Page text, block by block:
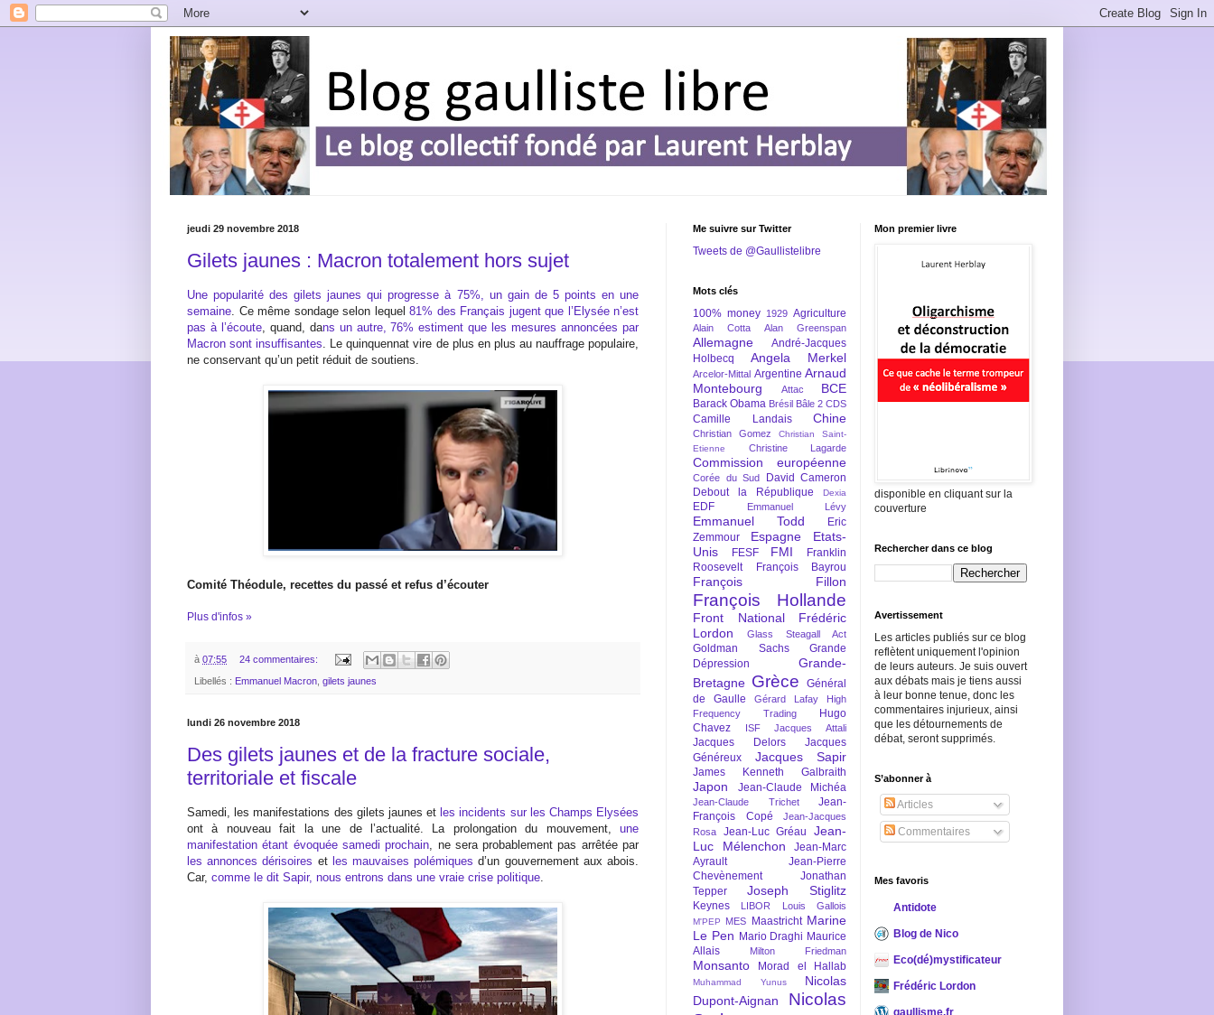
jeudi 29 novembre 2018
Gilets jaunes : Macron totalement hors sujet
Une popularité des gilets jaunes qui progresse à 75%, un gain de 5 points en une
semaine . Ce même sondage selon lequel 81% des Français jugent que l’Elysée n’est
pas à l’écoute, quand, dans un autre, 76% estiment que les mesures annoncées par
Macron sont insuffisantes . Le quinquennat vire de plus en plus au nauffrage populaire,
ne conservant qu’un petit réduit de soutiens.
Comité Théodule, recettes du passé et refus d’écouter
Plus d'infos »
à 07:55 24 commentaires:
Libellés : Emmanuel Macron gilets jaunes
lundi 26 novembre 2018
Des gilets jaunes et de la fracture sociale,
territoriale et fiscale
Samedi, les manifestations des gilets jaunes et les incidents sur les Champs Elysées
ont à nouveau fait la une de l’actualité. La prolongation du mouvement, une
manifestation étant évoquée samedi prochain , ne sera probablement pas arrêtée par
les annonces dérisoires et les mauvaises polémiques d’un gouvernement aux abois.
Car, comme le dit Sapir, nous entrons dans une vraie crise politique
Me suivre sur Twitter
Tweets de @Gaullistelibre
Mots clés
100% money 1929 Agriculture
Alain Cotta Alan Greenspan
Allemagne
André-Jacques
Holbecq
Angela Merkel
Arcelor-Mittal Argentine Arnaud
Montebourg
Attac BCE
Barack Obama Brésil Bâle 2 CDS
Camille Landais Chine
Christian Gomez
Christian Saint-
Etienne
Christine Lagarde
Commission européenne
Corée du Sud
David Cameron
Debout la République
Dexia
EDF Emmanuel Lévy
Emmanuel Todd
Eric
Zemmour
Espagne
Etats-
Unis
FESF FMI
Franklin
Roosevelt
François Bayrou
François Fillon
François Hollande
Front National
Frédéric
Lordon
Glass Steagall Act
Goldman Sachs
Grande
Dépression
Grande-
Bretagne Grèce
Général
de Gaulle
Gérard Lafay
High
Frequency Trading
Hugo
Chavez
ISF Jacques Attali
Jacques Delors
Jacques
Généreux
Jacques Sapir
James Kenneth Galbraith
Japon Jean-Claude Michéa
Jean-Claude Trichet
Jean-
François Copé
Jean-Jacques
Rosa
Jean-Luc Gréau
Jean-
Luc Mélenchon
Jean-Marc
Ayrault
Jean-Pierre
Chevènement
Jonathan
Tepper
Joseph Stiglitz
Keynes LIBOR Louis Gallois
M'PEP MES Maastricht Marine
Le Pen Mario Draghi Maurice
Allais
Milton Friedman
Monsanto Morad el Hallab
Muhammad Yunus
Nicolas
Dupont-Aignan
Nicolas
Mon premier livre
disponible en cliquant sur la
couverture
Rechercher dans ce blog
Avertissement
Les articles publiés sur ce blog
reflètent uniquement l'opinion
de leurs auteurs. Je suis ouvert
aux débats mais je tiens aussi
à leur bonne tenue, donc les
commentaires injurieux, ainsi
que les détournements de
débat, seront supprimés.
S’abonner à
Articles
Commentaires
Mes favoris
Antidote
Blog de Nico
Eco(dé)mystificateur
Frédéric Lordon
gaullisme.fr